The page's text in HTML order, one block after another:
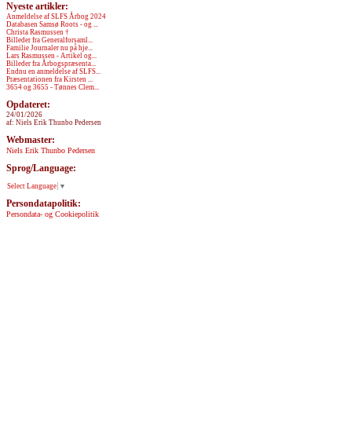
Nyeste artikler:
Anmeldelse af SLFS Årbog 2024
Databasen Samsø Roots - og ...
Christa Rasmussen †
Billeder fra Generalforsaml...
Familie Journaler nu på hje...
Lars Rasmussen - Artikel og...
Billeder fra Årbogspræsenta...
Endnu en anmeldelse af SLFS...
Præsentationen fra Kirsten ...
3654 og 3655 - Tønnes Clem...
Opdateret:
24/01/2026
af: Niels Erik Thunbo Pedersen
Webmaster:
Niels Erik Thunbo Pedersen
Sprog/Language:
Select Language ▼
Persondatapolitik:
Persondata- og Cookiepolitik